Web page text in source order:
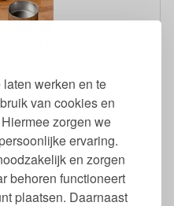
werken en te
van cookies en
zorgen we
ervaring.
en zorgen
behoren functioneert
plaatsen. Daarnaast